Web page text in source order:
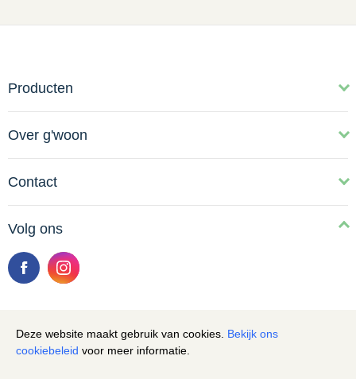
Cookie melding
Deze website maakt gebruik van cookies. Bekijk ons
cookiebeleid voor meer informatie.
Producten
Over g'woon
Contact
Volg ons